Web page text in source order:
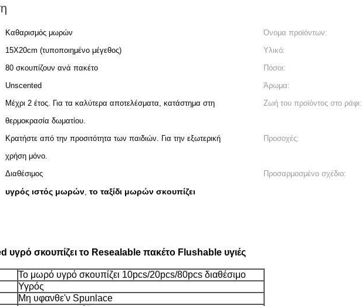
Καθαρισμός μωρών Όνομα προϊόντων:
15X20cm (τυποποιημένο μέγεθος) Υλικό:
80 σκουπίζουν ανά πακέτο Πόσοι:
Unscented Άρωμα:
Μέχρι 2 έτος. Για τα καλύτερα αποτελέσματα, κατάστημα στη
θερμοκρασία δωματίου.
Ζωή του προϊόντος στο ράφι:
Κρατήστε από την προσιτότητα των παιδιών. Για την εξωτερική
χρήση μόνο.
Προσοχές:
Διαθέσιμος Προσαρμοσμένο σχέδιο:
υγρός ιστός μωρών, το ταξίδι μωρών σκουπίζει
σκουπίζει το Resealable πακέτο Flushable υγιές
Το μωρό υγρό σκουπίζει 10pcs/20pcs/80pcs διαθέσιμο
Υγρός
Μη υφανθε'ν Spunlace